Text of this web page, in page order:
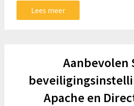
Lees meer
Aanbevolen
Apache en